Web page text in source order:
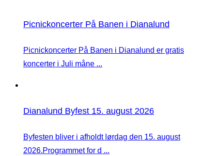
Picnickoncerter På Banen i Dianalund
Picnickoncerter På Banen i Dianalund er gratis
koncerter i Juli måne ...
Dianalund Byfest 15. august 2026
Byfesten bliver i afholdt lørdag den 15. august
2026.Programmet for d ...